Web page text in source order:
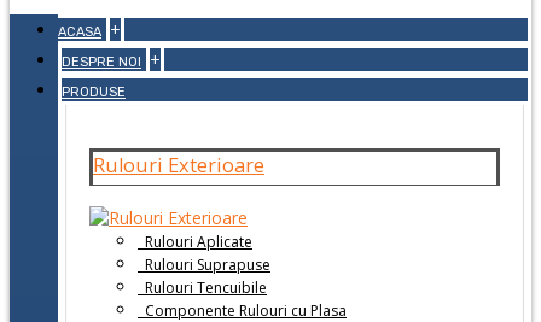
ACASA +
DESPRE NOI +
PRODUSE
Rulouri Exterioare
Rulouri Aplicate
Rulouri Suprapuse
Rulouri Tencuibile
Componente Rulouri cu Plasa